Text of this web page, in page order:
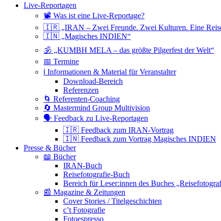
Live-Reportagen
📽 Was ist eine Live-Reportage?
🇮🇷 „IRAN – Zwei Freunde. Zwei Kulturen. Eine
🇮🇳 „Magisches INDIEN“
🕉 „KUMBH MELA – das größte Pilgerfest der Welt“
📅 Termine
ℹ️ Informationen & Material für Veranstalter
Download-Bereich
Referenzen
🌀 Referenten-Coaching
🔄 Mastermind Group Multivision
🗣 Feedback zu Live-Reportagen
🇮🇷 Feedback zum IRAN-Vortrag
🇮🇳 Feedback zum Vortrag Magisches INDIEN
Presse & Bücher
📖 Bücher
IRAN-Buch
Reisefotografie-Buch
Bereich für Leser:innen des Buches
📰 Magazine & Zeitungen
Cover Stories / Titelgeschichten
c’t Fotografie
Fotoespresso